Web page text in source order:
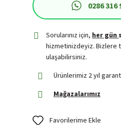
0286 316
Sorularınız için, her gün
hizmetinizdeyiz. Bizlere
ulaşabilirsiniz.
Ürünlerimiz 2 yıl
Mağazalarımız